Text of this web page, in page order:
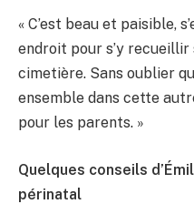
« C’est beau et paisible,
endroit pour s’y recueillir
cimetière. Sans oublier
ensemble dans cette
pour les parents. »
Quelques conseils
périnatal